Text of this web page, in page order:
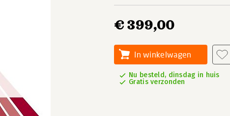
€ 399,00
In winkelwagen
Nu besteld, dinsdag in huis
Gratis verzonden